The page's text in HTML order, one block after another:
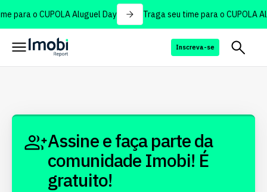
para o CUPOLA Aluguel Day Traga seu time para o CUPOLA
Inscreva-se
Assine e faça parte da
comunidade Imobi! É
gratuito!